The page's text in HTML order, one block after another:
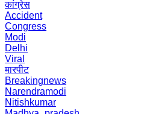
कांग्रेस
Accident
Congress
Modi
Delhi
Viral
मारपीट
Breakingnews
Narendramodi
Nitishkumar